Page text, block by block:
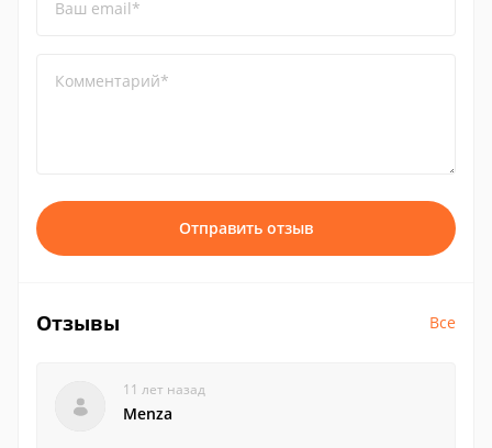
Ваш email*
Комментарий*
Отправить отзыв
Отзывы Все
11 лет назад
Menza